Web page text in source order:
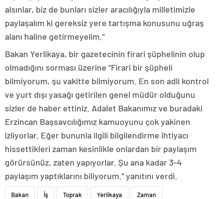
alsınlar, biz de bunları sizler aracılığıyla milletimizle
paylaşalım ki gereksiz yere tartışma konusunu uğraş
alanı haline getirmeyelim.”
Bakan Yerlikaya, bir gazetecinin firari şüphelinin olup
olmadığını sorması üzerine “Firari bir şüpheli
bilmiyorum, şu vakitte bilmiyorum. En son adli kontrol
ve yurt dışı yasağı getirilen genel müdür olduğunu
sizler de haber ettiniz. Adalet Bakanımız ve buradaki
Erzincan Başsavcılığımız kamuoyunu çok yakinen
izliyorlar. Eğer bununla ilgili bilgilendirme ihtiyacı
hissettikleri zaman kesinlikle onlardan bir paylaşım
görürsünüz, zaten yapıyorlar. Şu ana kadar 3-4
paylaşım yaptıklarını biliyorum.” yanıtını verdi.
Bakan İş Toprak Yerlikaya Zaman